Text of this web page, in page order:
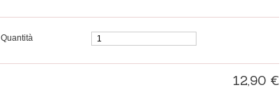
Quantità
12,90 €